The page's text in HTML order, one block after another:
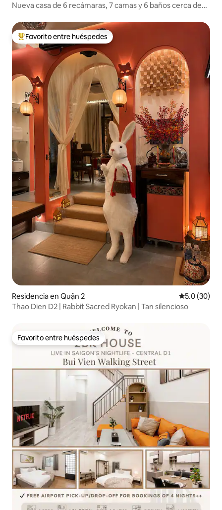
Nueva casa de 6 recámaras, 7 camas y 6 baños cerca de
De los mejores en Favorito entre huéspedes
Favorito entre huéspedes
Residencia en Quận 2 Calificación
5.0 (30)
Thao Dien D2 | Rabbit Sacred Ryokan | Tan silencioso
Favorito entre huéspedes
Favorito entre huéspedes